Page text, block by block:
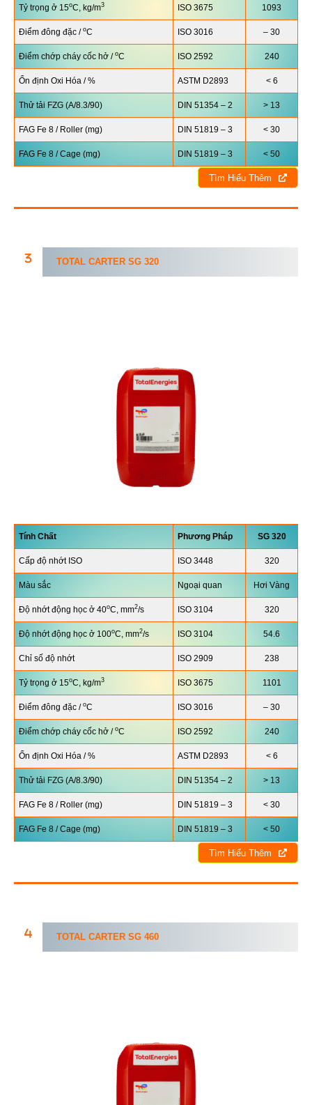
Tỷ trọng ở 15oC, kg/m3 ISO 3675 1093
Điểm đông đặc / oC ISO 3016 – 30
Điểm chớp cháy cốc hở / oC ISO 2592 240
Ổn định Oxi Hóa / % ASTM D2893 < 6
Thử tải FZG (A/8.3/90) DIN 51354 – 2 > 13
FAG Fe 8 / Roller (mg) DIN 51819 – 3 < 30
FAG Fe 8 / Cage (mg) DIN 51819 – 3 < 50
Tìm Hiểu Thêm
TOTAL CARTERSG320
Tính Chất Phương Pháp SG320
Cấp độ nhớt ISO ISO 3448 320
Màu sắc Ngoại quan Hơi Vàng
Độ nhớt động học ở 40oC, mm2/s ISO 3104 320
Độ nhớt động học ở 100oC, mm2/s ISO 3104 54.6
Chỉ số độ nhớt ISO 2909 238
Tỷ trọng ở 15oC, kg/m3 ISO 3675 1101
Điểm đông đặc / oC ISO 3016 – 30
Điểm chớp cháy cốc hở / oC ISO 2592 240
Ổn định Oxi Hóa / % ASTM D2893 < 6
Thử tải FZG (A/8.3/90) DIN 51354 – 2 > 13
FAG Fe 8 / Roller (mg) DIN 51819 – 3 < 30
FAG Fe 8 / Cage (mg) DIN 51819 – 3 < 50
Tìm Hiểu Thêm
TOTAL CARTERSG460